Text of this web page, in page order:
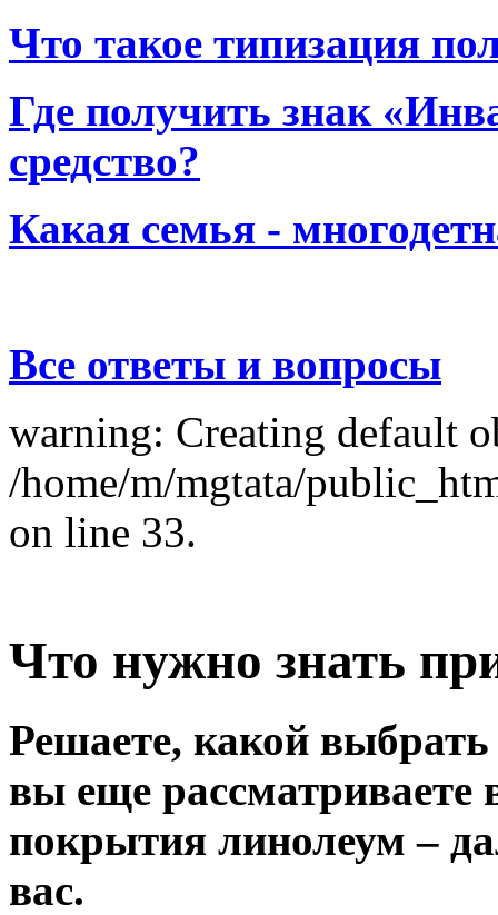
Что такое типизация
Где получить знак
средство?
Какая семья -
Все ответы и вопросы
warning: Creating default
/home/m/mgtata/
on line 33.
Что нужно знать
Решаете, какой
вы еще рассматриваете
покрытия линолеум –
вас.